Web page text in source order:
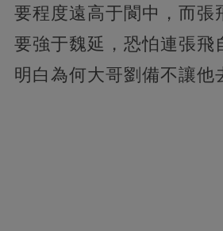
要程度遠高于閬中，而張
要強于魏延，恐怕連張飛
明白為何大哥劉備不讓他